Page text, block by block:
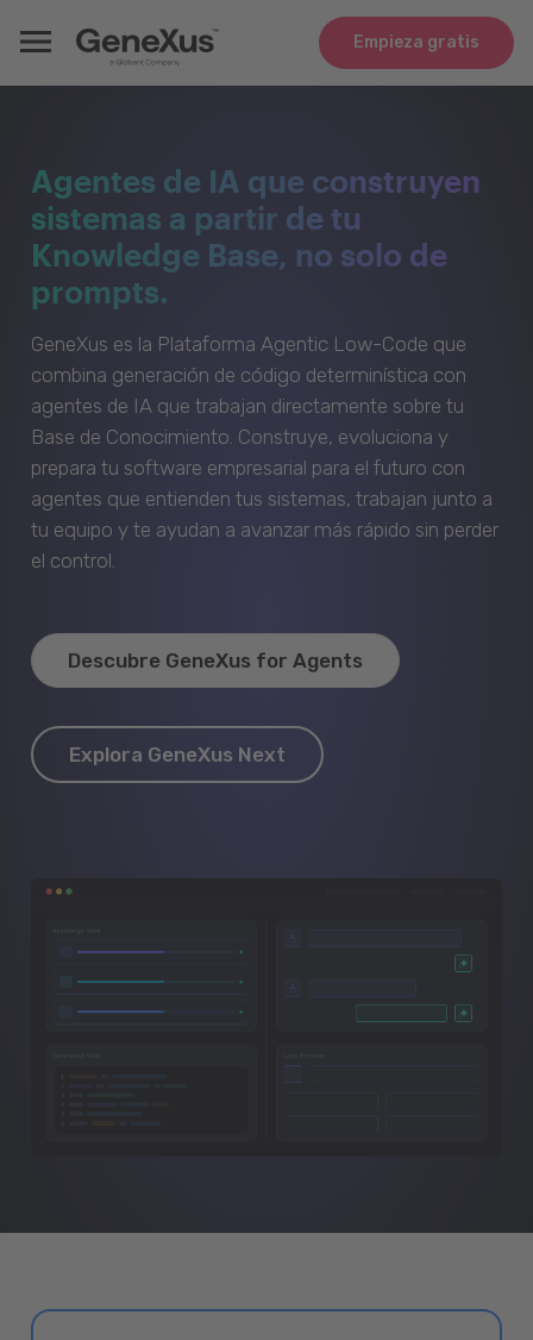
Empieza gratis
Agentes de IA que construyen
sistemas a partir de tu
Knowledge Base, no solo de
prompts.
GeneXus es la Plataforma Agentic Low-Code que
combina generación de código determinística con
agentes de IA que trabajan directamente sobre tu
Base de Conocimiento. Construye, evoluciona y
prepara tu software empresarial para el futuro con
agentes que entienden tus sistemas, trabajan junto a
tu equipo y te ayudan a avanzar más rápido sin perder
el control.
Descubre GeneXus for Agents
Explora GeneXus Next